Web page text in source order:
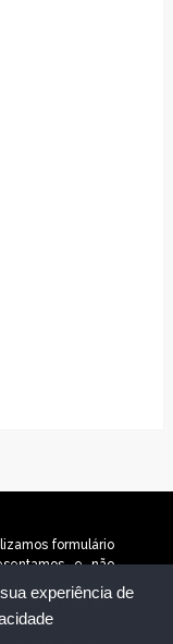
experiência de
formulário
e não
programa citado
–
© 2026